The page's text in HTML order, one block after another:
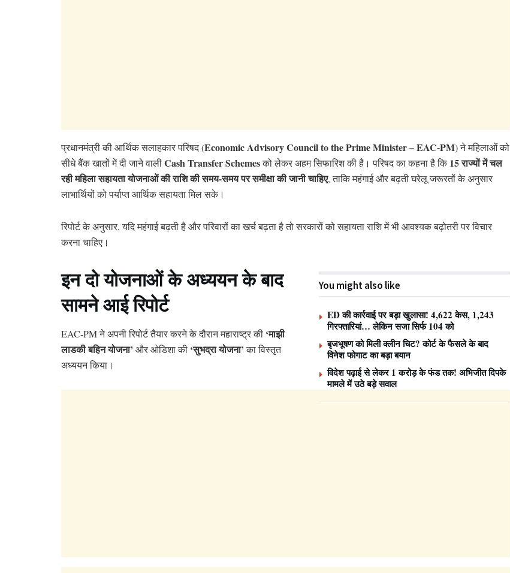
प्रधानमंत्री की आर्थिक सलाहकार परिषद (Economic Advisory Council to the Prime Minister – EAC-PM) ने महिलाओं को
सीधे बैंक खातों में दी जाने वालीCash Transfer Schemesको लेकर अहम सिफारिश की है। परिषद का कहना है कि15 राज्यों में चल
रही महिला सहायता योजनाओं की राशि की समय-समय पर समीक्षा की जानी चाहिए, ताकि महंगाई और बढ़ती घरेलू जरूरतों के अनुसार
लाभार्थियों को पर्याप्त आर्थिक सहायता मिल सके।
रिपोर्ट के अनुसार, यदि महंगाई बढ़ती है और परिवारों का खर्च बढ़ता है तो सरकारों को सहायता राशि में भी आवश्यक बढ़ोतरी पर विचार
करना चाहिए।
You might also like
ED की कार्रवाई पर बड़ा खुलासा! 4,622 केस, 1,243
गिरफ्तारियां… लेकिन सजा सिर्फ 104 को
बृजभूषण को मिली क्लीन चिट? कोर्ट के फैसले के बाद
विनेश फोगाट का बड़ा बयान
विदेश पढ़ाई से लेकर 1 करोड़ के फंड तक! अभिजीत दिपके
मामले में उठे बड़े सवाल
इन दो योजनाओं के अध्ययन के बाद
सामने आई रिपोर्ट
EAC-PM ने अपनी रिपोर्ट तैयार करने के दौरान महाराष्ट्र की ‘माझी
लाडकी बहिन योजना’ और ओडिशा की ‘सुभद्रा योजना’का विस्तृत
अध्ययन किया।